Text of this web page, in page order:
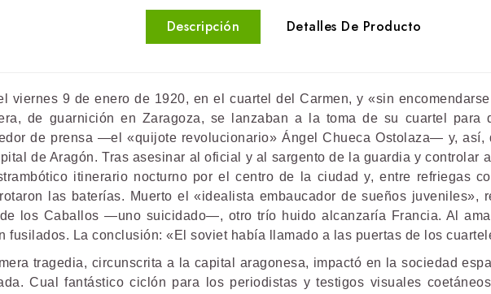
Descripción Detalles De Producto
viernes 9 de enero de 1920, en el cuartel del Carmen, y «sin
de guarnición en Zaragoza, se lanzaban a la toma de su cuartel
de prensa —el «quijote revolucionario» Ángel Chueca Ostolaza— y,
de Aragón. Tras asesinar al oficial y al sargento de la guardia y controlar
itinerario nocturno por el centro de la ciudad y, entre refriegas
las baterías. Muerto el «idealista embaucador de sueños juveniles»,
los Caballos —uno suicidado—, otro trío huido alcanzaría Francia. Al
fusilados. La conclusión: «El soviet había llamado a las puertas de los
tragedia, circunscrita a la capital aragonesa, impactó en la sociedad
Cual fantástico ciclón para los periodistas y testigos visuales